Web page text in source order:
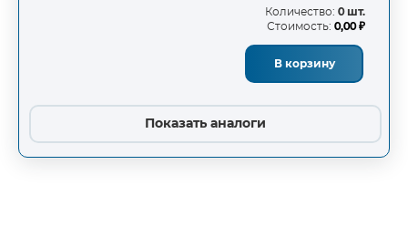
Количество: 0 шт.
Стоимость: 0,00 ₽
В корзину
Показать аналоги